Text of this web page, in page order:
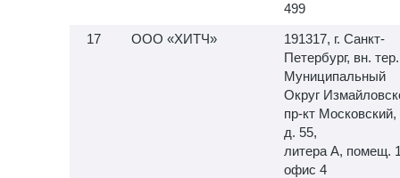
499
ООО «ХИТЧ»
191317, г. Санкт-
Петербург, вн. тер.
Муниципальный
Округ
пр-кт Московский,
д. 55,
литера А, помещ.
офис 4